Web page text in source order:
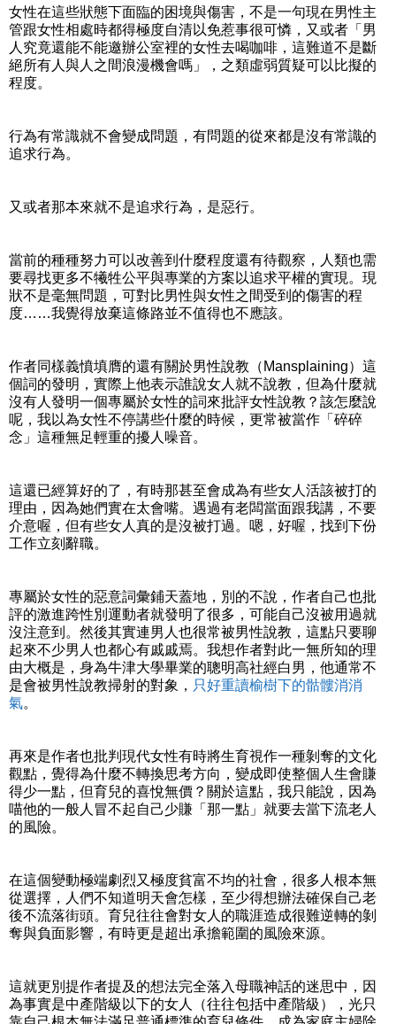
女性在這些狀態下面臨的困境與傷害，不是一句現在男性主
管跟女性相處時都得極度自清以免惹事很可憐，又或者「男
人究竟還能不能邀辦公室裡的女性去喝咖啡，這難道不是斷
絕所有人與人之間浪漫機會嗎」，之類虛弱質疑可以比擬的
程度。
行為有常識就不會變成問題，有問題的從來都是沒有常識的
追求行為。
又或者那本來就不是追求行為，是惡行。
當前的種種努力可以改善到什麼程度還有待觀察，人類也需
要尋找更多不犧牲公平與專業的方案以追求平權的實現。現
狀不是毫無問題，可對比男性與女性之間受到的傷害的程
度……我覺得放棄這條路並不值得也不應該。
作者同樣義憤填膺的還有關於男性說教（Mansplaining）這
個詞的發明，實際上他表示誰說女人就不說教，但為什麼就
沒有人發明一個專屬於女性的詞來批評女性說教？該怎麼說
呢，我以為女性不停講些什麼的時候，更常被當作「碎碎
念」這種無足輕重的擾人噪音。
這還已經算好的了，有時那甚至會成為有些女人活該被打的
理由，因為她們實在太會嘴。遇過有老闆當面跟我講，不要
介意喔，但有些女人真的是沒被打過。嗯，好喔，找到下份
工作立刻辭職。
專屬於女性的惡意詞彙鋪天蓋地，別的不說，作者自己也批
評的激進跨性別運動者就發明了很多，可能自己沒被用過就
沒注意到。然後其實連男人也很常被男性說教，這點只要聊
起來不少男人也都心有戚戚焉。我想作者對此一無所知的理
由大概是，身為牛津大學畢業的聰明高社經白男，他通常不
是會被男性說教掃射的對象， 只好重讀榆樹下的骷髏消消
氣。
再來是作者也批判現代女性有時將生育視作一種剝奪的文化
觀點，覺得為什麼不轉換思考方向，變成即使整個人生會賺
得少一點，但育兒的喜悅無價？關於這點，我只能說，因為
喵他的一般人冒不起自己少賺「那一點」就要去當下流老人
的風險。
在這個變動極端劇烈又極度貧富不均的社會，很多人根本無
從選擇，人們不知道明天會怎樣，至少得想辦法確保自己老
後不流落街頭。育兒往往會對女人的職涯造成很難逆轉的剝
奪與負面影響，有時更是超出承擔範圍的風險來源。
這就更別提作者提及的想法完全落入母職神話的迷思中，因
為事實是中產階級以下的女人（往往包括中產階級），光只